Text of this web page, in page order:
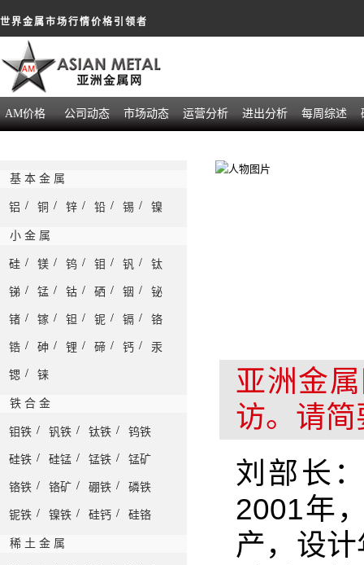
世界金属市场行情价格引领者
AM价格 公司动态 市场动态 运营分析 进出分析 每周综述
基 本 金 属
铝 / 铜 / 锌 / 铅 / 锡 / 镍
小 金 属
硅 / 镁 / 钨 / 钼 / 钒 / 钛
锑 / 锰 / 钴 / 硒 / 铟 / 铋
锗 / 镓 / 钽 / 铌 / 镉 / 铬
锆 / 砷 / 锂 / 碲 / 钙 / 汞
锶 / 铼
铁 合 金
钼铁 / 钒铁 / 钛铁 / 钨铁
硅铁 / 硅锰 / 锰铁 / 锰矿
铬铁 / 铬矿 / 硼铁 / 磷铁
铌铁 / 镍铁 / 硅钙 / 硅铬
稀 土 金 属
亚洲金
访。请
刘部长
2001年
产，设